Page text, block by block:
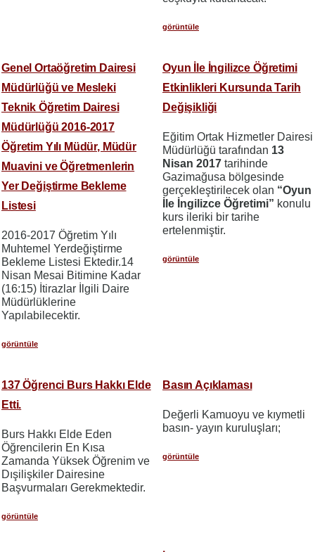
görüntüle
Genel Ortaöğretim Dairesi
Müdürlüğü ve Mesleki
Teknik Öğretim Dairesi
Müdürlüğü 2016-2017
Öğretim Yılı Müdür, Müdür
Muavini ve Öğretmenlerin
Yer Değiştirme Bekleme
Listesi
2016-2017 Öğretim Yılı
Muhtemel Yerdeğiştirme
Bekleme Listesi Ektedir.14
Nisan Mesai Bitimine Kadar
(16:15) İtirazlar İlgili Daire
Müdürlüklerine
Yapılabilecektir.
görüntüle
Oyun İle İngilizce Öğretimi
Etkinlikleri Kursunda Tarih
Değişikliği
Eğitim Ortak Hizmetler Dairesi
Müdürlüğü tarafından 13
Nisan 2017 tarihinde
Gazimağusa bölgesinde
gerçekleştirilecek olan “Oyun
İle İngilizce Öğretimi” konulu
kurs ileriki bir tarihe
ertelenmiştir.
görüntüle
137 Öğrenci Burs Hakkı Elde
Etti.
Burs Hakkı Elde Eden
Öğrencilerin En Kısa
Zamanda Yüksek Öğrenim ve
Dışilişkiler Dairesine
Başvurmaları Gerekmektedir.
görüntüle
Basın Açıklaması
Değerli Kamuoyu ve kıymetli
basın- yayın kuruluşları;
görüntüle